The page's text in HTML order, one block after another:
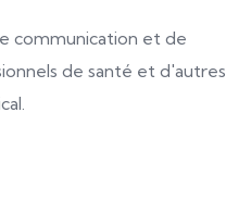
communication et de
de santé et d'autres